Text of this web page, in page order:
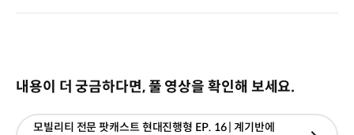
내용이 더 궁금하다면, 풀 영상을 확인해 보세요.
모빌리티 전문 팟캐스트 현대진행형 EP. 16 | 계기반에